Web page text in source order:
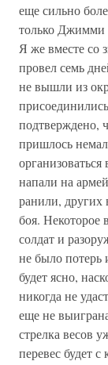
еще сильно
только Джимми
Я же вместе со
провел семь
не вышли из
подтверждено,
пришлось
напали на
ранили, других
боя. Некоторое
солдат и
не было потерь
будет ясно,
никогда не
еще не
стрелка весов
перевес будет